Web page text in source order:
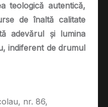
teologică autentică,
de înaltă calitate
adevărul și lumina
indiferent de drumul
nr. 86,